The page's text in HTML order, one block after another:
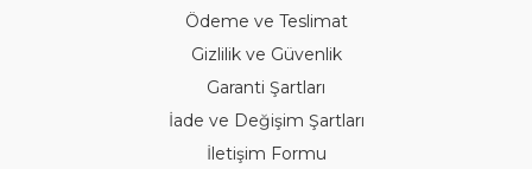
Ödeme ve Teslimat
Gizlilik ve Güvenlik
Garanti Şartları
İade ve Değişim Şartları
İletişim Formu